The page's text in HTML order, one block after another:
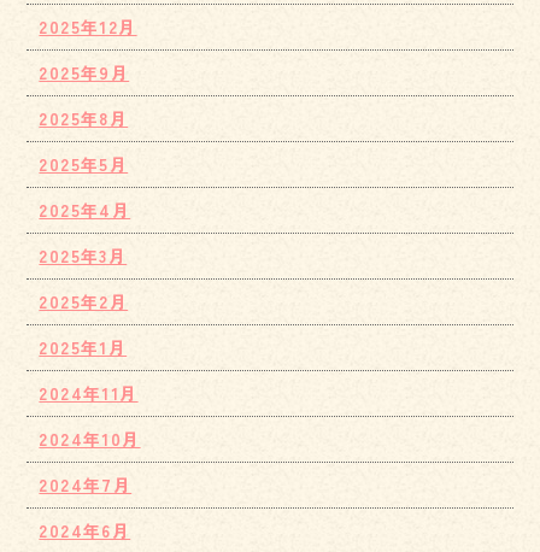
2025年12月
2025年9月
2025年8月
2025年5月
2025年4月
2025年3月
2025年2月
2025年1月
2024年11月
2024年10月
2024年7月
2024年6月